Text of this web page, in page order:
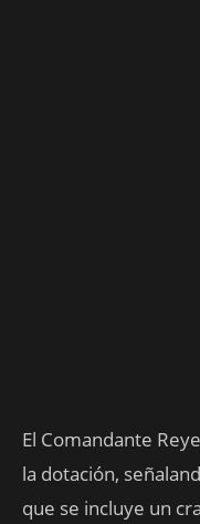
El Comandante
la dotación,
que se incluye un